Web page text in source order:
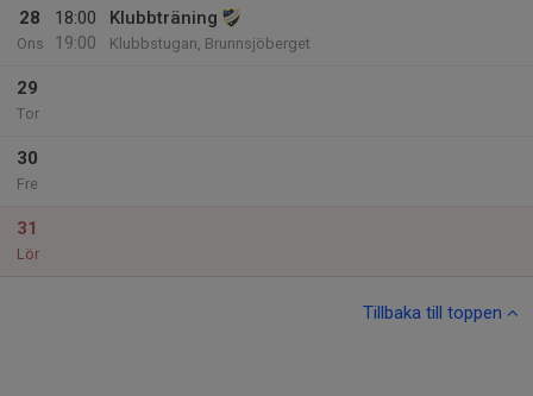
28
Ons
18:00
19:00
Klubbträning
Klubbstugan, Brunnsjöberget
29
Tor
30
Fre
31
Lör
Tillbaka till toppen